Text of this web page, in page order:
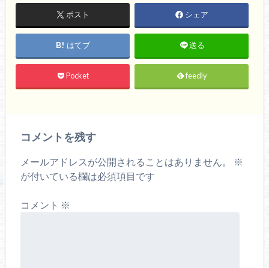
ポスト シェア
はてブ 送る
Pocket feedly
コメントを残す
メールアドレスが公開されることはありません。
※
が付いている欄は必須項目です
コメント ※